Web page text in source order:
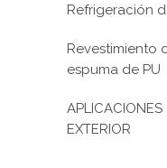
Refrigeración
Revestimiento
espuma de PU
APLICACIONES
EXTERIOR